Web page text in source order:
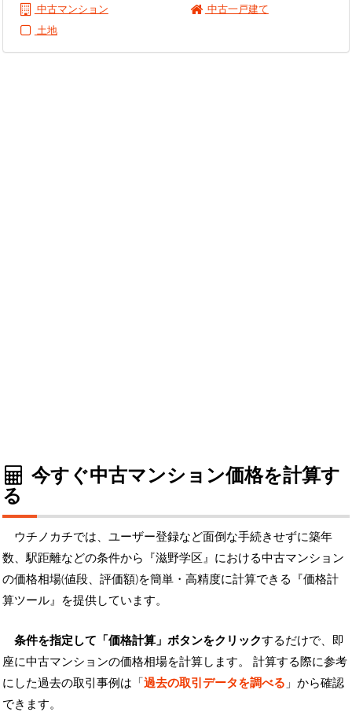
中古マンション
中古一戸建て
土地
今すぐ中古マンション価格を計算す
る
ウチノカチでは、ユーザー登録など面倒な手続きせずに築年
数、駅距離などの条件から『滋野学区』における中古マンション
の価格相場(値段、評価額)を簡単・高精度に計算できる『価格計
算ツール』を提供しています。
条件を指定して「価格計算」ボタンをクリックするだけで、即
座に中古マンションの価格相場を計算します。 計算する際に参考
にした過去の取引事例は「過去の取引データを調べる 」から確認
できます。